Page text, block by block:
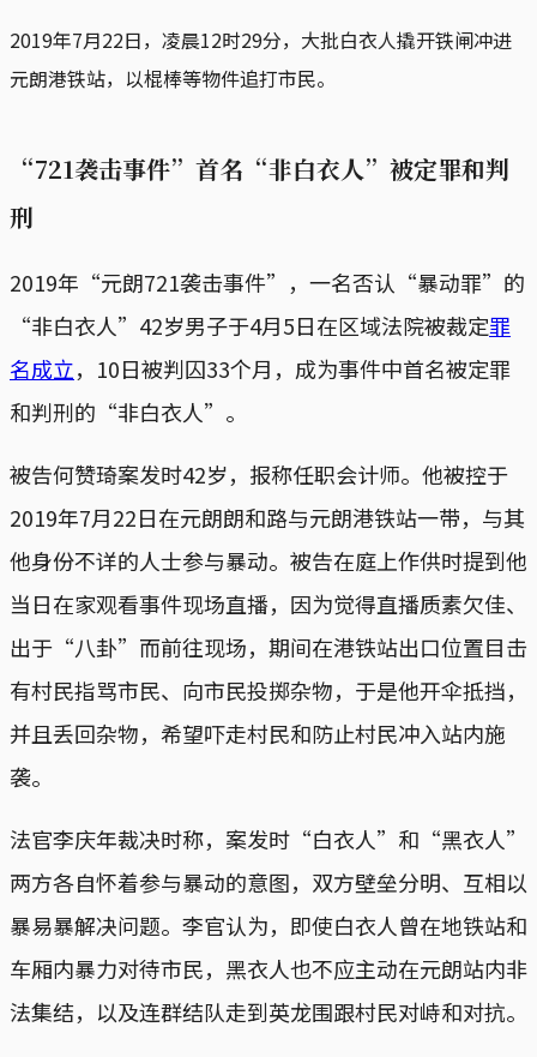
2019年7月22日，凌晨12时29分，大批白衣人撬开铁闸冲进
元朗港铁站，以棍棒等物件追打市民。
“721袭击事件”首名“非白衣人”被定罪和判
刑
2019年“元朗721袭击事件”，一名否认“暴动罪”的
“非白衣人”42岁男子于4月5日在区域法院被裁定罪
名成立，10日被判囚33个月，成为事件中首名被定罪
和判刑的“非白衣人”。
被告何赞琦案发时42岁，报称任职会计师。他被控于
2019年7月22日在元朗朗和路与元朗港铁站一带，与其
他身份不详的人士参与暴动。被告在庭上作供时提到他
当日在家观看事件现场直播，因为觉得直播质素欠佳、
出于“八卦”而前往现场，期间在港铁站出口位置目击
有村民指骂市民、向市民投掷杂物，于是他开伞抵挡，
并且丢回杂物，希望吓走村民和防止村民冲入站内施
袭。
法官李庆年裁决时称，案发时“白衣人”和“黑衣人”
两方各自怀着参与暴动的意图，双方壁垒分明、互相以
暴易暴解决问题。李官认为，即使白衣人曾在地铁站和
车厢内暴力对待市民，黑衣人也不应主动在元朗站内非
法集结，以及连群结队走到英龙围跟村民对峙和对抗。